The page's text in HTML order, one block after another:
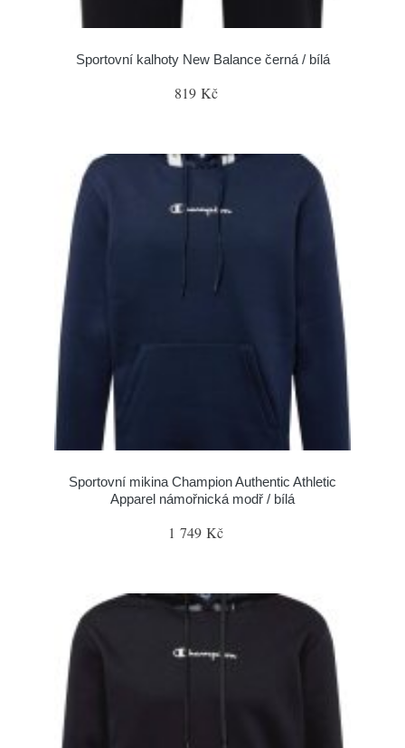
Sportovní kalhoty New Balance černá / bílá
819 Kč
Sportovní mikina Champion Authentic Athletic
Apparel námořnická modř / bílá
1 749 Kč